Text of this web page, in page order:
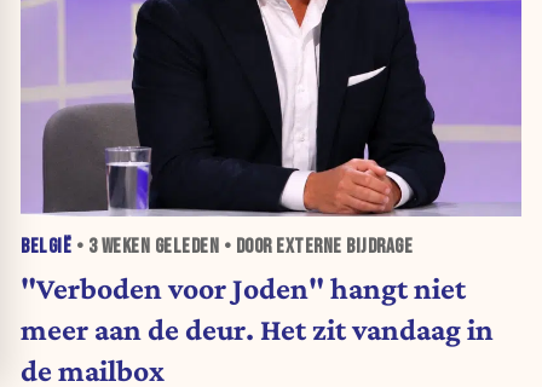
BELGIË • 3 WEKEN GELEDEN • DOOR EXTERNE BIJDRAGE
"Verboden voor Joden" hangt niet
meer aan de deur. Het zit vandaag in
de mailbox